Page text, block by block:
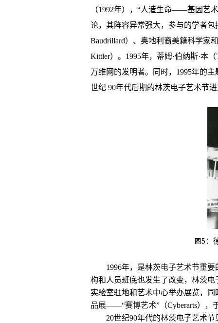
（1992年），“人造生命——基因艺
论，其阵容异常强大，参与的学者包
Baudrillard）、奥地利裔美籍科学家
Kittler）。1995年，蒂姆·伯纳斯·本
万维网的发明者。同时，1995年的
世纪 90年代后期的林茨电子艺术节
图5 ：
1996年，是林茨电子艺术节重
构和人员班底也发生了改变，林茨
实验室驻地和艺术中心举办展览，
品展——“赛博艺术”（Cyberarts），
20世纪90年代的林茨电子艺术